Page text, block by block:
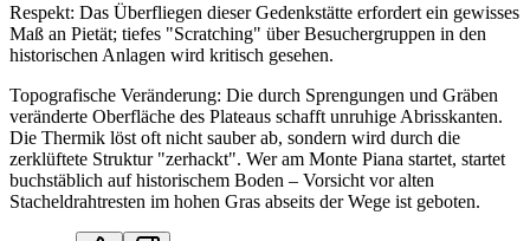
Respekt: Das Überfliegen dieser Gedenkstätte erfordert ein gewisses
Maß an Pietät; tiefes "Scratching" über Besuchergruppen in den
historischen Anlagen wird kritisch gesehen.
Topografische Veränderung: Die durch Sprengungen und Gräben
veränderte Oberfläche des Plateaus schafft unruhige Abrisskanten.
Die Thermik löst oft nicht sauber ab, sondern wird durch die
zerklüftete Struktur "zerhackt". Wer am Monte Piana startet, startet
buchstäblich auf historischem Boden – Vorsicht vor alten
Stacheldrahtresten im hohen Gras abseits der Wege ist geboten.